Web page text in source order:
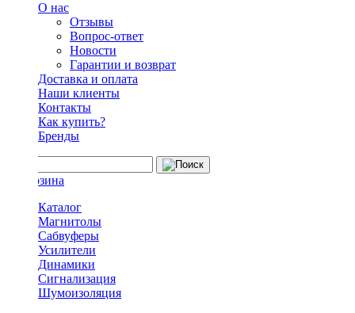
О нас
Отзывы
Вопрос-ответ
Новости
Гарантии и возврат
Доставка и оплата
Наши клиенты
Контакты
Как купить?
Бренды
Каталог
Магнитолы
Сабвуферы
Усилители
Динамики
Сигнализация
Шумоизоляция